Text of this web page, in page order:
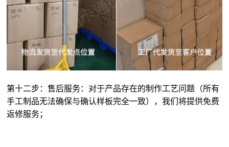
第十二步：售后服务：对于产品存在的制作工艺问题（所有
手工制品无法确保与确认样板完全一致），我们将提供免费
返修服务；